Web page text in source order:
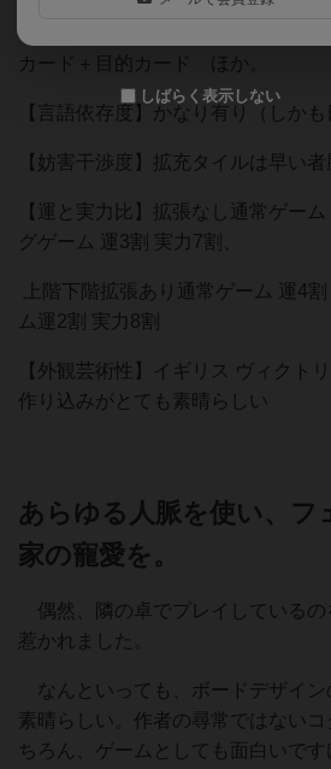
【勝利点要素】ゲスト＋拡充タイ
カード＋目的カード ほか。
【言語依存度】かなり有り（しかも
【妨害干渉度】拡充タイルは早い者
【運と実力比】拡張なし通常ゲー
グゲーム 運3割 実力7割、
上階下階拡張あり通常ゲーム 運4
ム運2割 実力8割
【外観芸術性】イギリス ヴィクト
作り込みがとても素晴らしい
あらゆる人脈を使い、フ
家の寵愛を。
偶然、隣の卓でプレイしているの
惹かれました。
なんといっても、ボードデザイン
素晴らしい。作者の尋常ではない
ちろん、ゲームとしても面白いです
しばらく表示しない